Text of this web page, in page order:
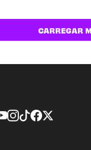
CARREGAR